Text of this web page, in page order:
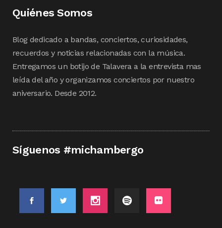
Quiénes Somos
Blog dedicado a bandas, conciertos, curiosidades,
recuerdos y noticias relacionadas con la música.
Entregamos un botijo de Talavera a la entrevista mas
leída del año y organizamos conciertos por nuestro
aniversario. Desde 2012.
Síguenos #michambergo